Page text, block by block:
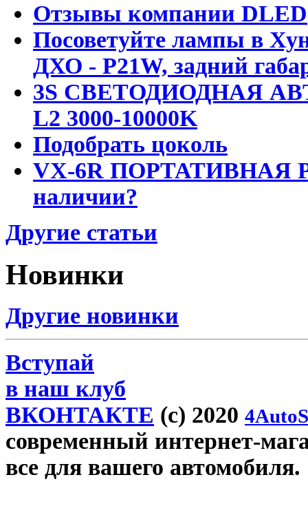
Отзывы компании DLED
Посоветуйте лампы в
ДХО - P21W, задний
3S СВЕТОДИОДНАЯ
L2 3000-10000K
Подобрать цоколь
VX-6R ПОРТАТИВНАЯ
наличии?
Другие статьи
Новинки
Другие новинки
Вступай
в наш клуб
ВКОНТАКТЕ (c) 2020
современный интернет-
все для вашего автомобиля.